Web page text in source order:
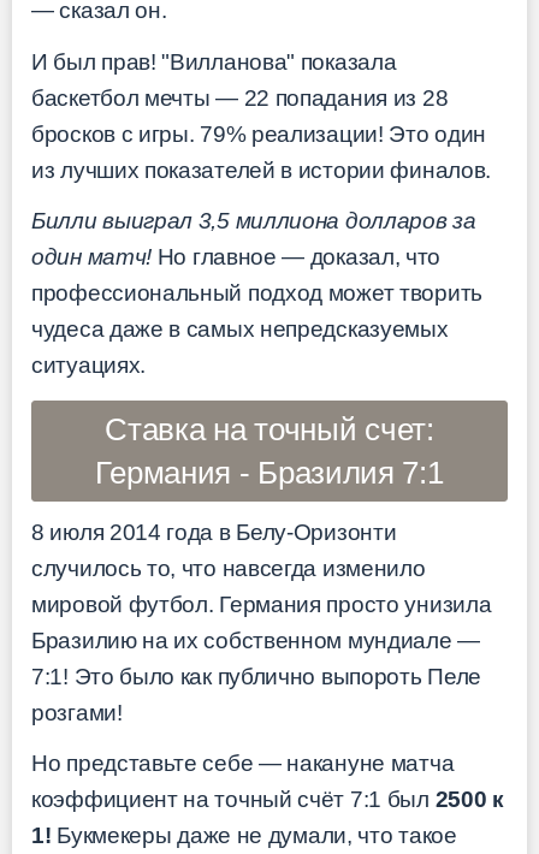
— сказал он.
И был прав! "Вилланова" показала
баскетбол мечты — 22 попадания из 28
бросков с игры. 79% реализации! Это один
из лучших показателей в истории финалов.
Билли выиграл 3,5 миллиона долларов за
один матч! Но главное — доказал, что
профессиональный подход может творить
чудеса даже в самых непредсказуемых
ситуациях.
Ставка на точный счет:
Германия - Бразилия 7:1
8 июля 2014 года в Белу-Оризонти
случилось то, что навсегда изменило
мировой футбол. Германия просто унизила
Бразилию на их собственном мундиале —
7:1! Это было как публично выпороть Пеле
розгами!
Но представьте себе — накануне матча
коэффициент на точный счёт 7:1 был 2500 к
1! Букмекеры даже не думали, что такое